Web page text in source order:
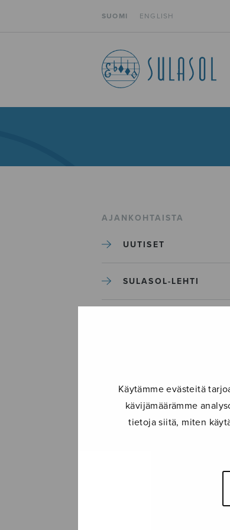
Käytämme evästeitä
kävijämäärämme
tietoja siitä, miten
SUOMI ENGLISH
AJANKOHTAISTA
UUTISET
SULASOL-LEHTI
TAPAHTUMAT
ILMOITA TAPAHTUMA